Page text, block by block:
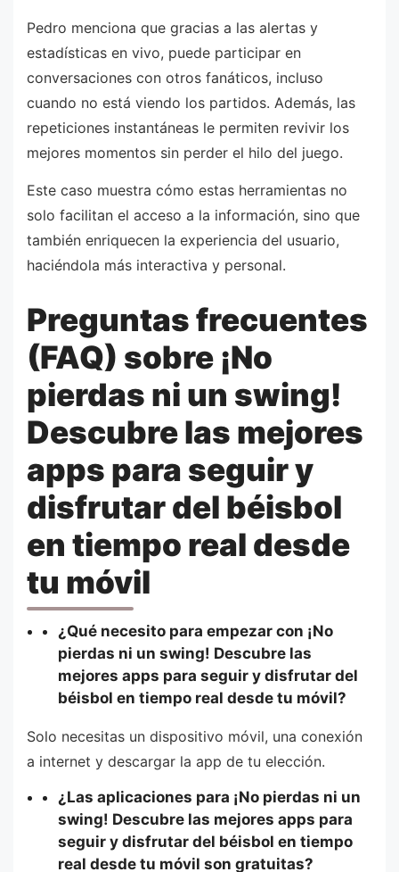
Pedro menciona que gracias a las alertas y
estadísticas en vivo, puede participar en
conversaciones con otros fanáticos, incluso
cuando no está viendo los partidos. Además, las
repeticiones instantáneas le permiten revivir los
mejores momentos sin perder el hilo del juego.
Este caso muestra cómo estas herramientas no
solo facilitan el acceso a la información, sino que
también enriquecen la experiencia del usuario,
haciéndola más interactiva y personal.
Preguntas frecuentes
(FAQ) sobre ¡No
pierdas ni un swing!
Descubre las mejores
apps para seguir y
disfrutar del béisbol
en tiempo real desde
tu móvil
¿Qué necesito para empezar con ¡No
pierdas ni un swing! Descubre las
mejores apps para seguir y disfrutar del
béisbol en tiempo real desde tu móvil?
Solo necesitas un dispositivo móvil, una conexión
a internet y descargar la app de tu elección.
¿Las aplicaciones para ¡No pierdas ni un
swing! Descubre las mejores apps para
seguir y disfrutar del béisbol en tiempo
real desde tu móvil son gratuitas?